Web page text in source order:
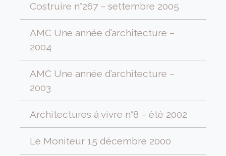
Costruire n°267 – settembre 2005
AMC Une année d’architecture –
2004
AMC Une année d’architecture –
2003
Architectures à vivre n°8 – été 2002
Le Moniteur 15 décembre 2000